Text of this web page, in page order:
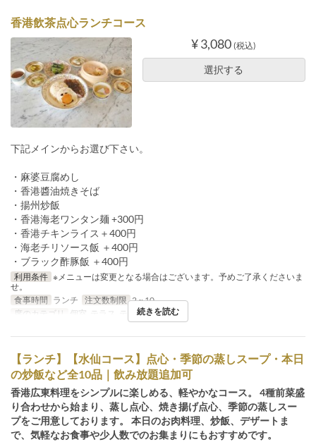
香港飲茶点心ランチコース
¥ 3,080 (税込)
選択する
下記メインからお選び下さい。
・麻婆豆腐めし
・香港醬油焼きそば
・揚州炒飯
・香港海老ワンタン麺 +300円
・香港チキンライス＋400円
・海老チリソース飯 ＋400円
・ブラック酢豚飯 ＋400円
利用条件 ※メニューは変更となる場合はございます。予めご了承くださいま
せ。
食事時間 ランチ 注文数制限 2 ~ 10
席のカテゴリ
個室, テラス, テーブル席
続きを読む
【ランチ】【水仙コース】点心・季節の蒸しスープ・本日
の炒飯など全10品｜飲み放題追加可
香港広東料理をシンプルに楽しめる、軽やかなコース。 4種前菜盛
り合わせから始まり、蒸し点心、焼き揚げ点心、季節の蒸しスー
プをご用意しております。 本日のお肉料理、炒飯、デザートま
で、気軽なお食事や少人数でのお集まりにもおすすめです。